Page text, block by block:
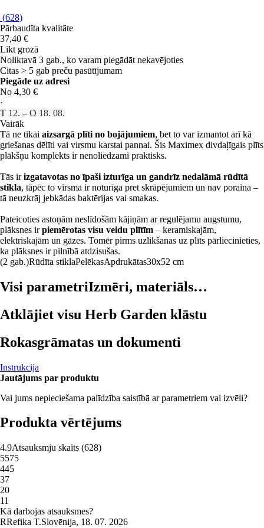
(628)
Pārbaudīta kvalitāte
37,40 €
Likt grozā
Noliktavā 3 gab., ko varam piegādāt nekavējoties
Citas > 5 gab preču pasūtījumam
Piegāde uz adresi
No 4,30 €
·
T 12. – O 18. 08.
Vairāk
Tā ne tikai aizsargā plīti no bojājumiem, bet to var izmantot arī kā
griešanas dēlīti vai virsmu karstai pannai. Šis Maximex divdaļīgais plīts
plākšņu komplekts ir nenoliedzami praktisks.
Tās irizgatavotas no īpaši izturīga un gandrīz nedalāmā rūdītā
stikla, tāpēc to virsma ir noturīga pret skrāpējumiem un nav poraina –
tā neuzkrāj jebkādas baktērijas vai smakas.
Pateicoties astoņām neslīdošām kājiņām ar regulējamu augstumu,
plāksnes irpiemērotas visu veidu plītīm – keramiskajām,
elektriskajām un gāzes. Tomēr pirms uzlikšanas uz plīts pārliecinieties,
ka plāksnes ir pilnībā atdzisušas.
(2 gab.)Rūdīta stiklaPelēkasApdrukātas30x52 cm
Visi parametriIzmēri, materiāls…
Atklājiet visu Herb Garden klāstu
Rokasgrāmatas un dokumenti
Instrukcija
Jautājums par produktu
Vai jums nepieciešama palīdzība saistībā ar parametriem vai izvēli?
Produkta vērtējums
4.9Atsauksmju skaits (628)
5575
445
37
20
11
Kā darbojas atsauksmes?
RRefika T.Slovēnija, 18. 07. 2026